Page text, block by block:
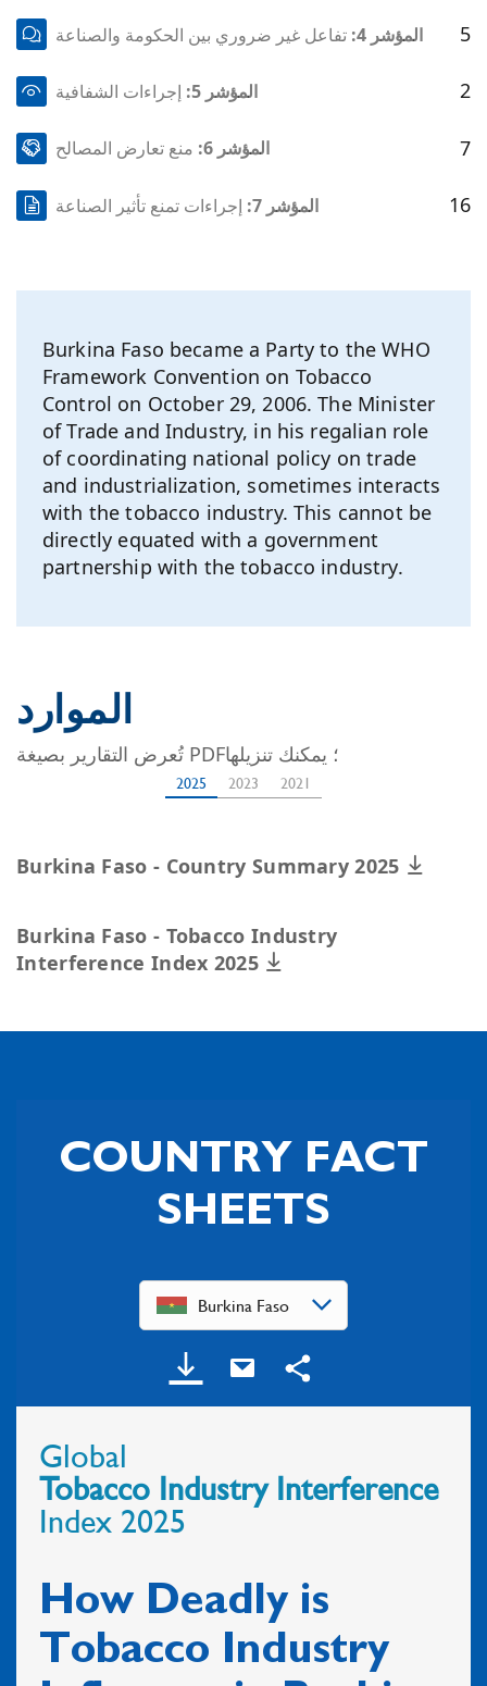
المؤشر 4: تفاعل غير ضروري بين الحكومة والصناعة 5
المؤشر 5: إجراءات الشفافية 2
المؤشر 6: منع تعارض المصالح 7
المؤشر 7: إجراءات تمنع تأثير الصناعة 16
Burkina Faso became a Party to the WHO
Framework Convention on Tobacco
Control on October 29, 2006. The Minister
of Trade and Industry, in his regalian role
of coordinating national policy on trade
and industrialization, sometimes interacts
with the tobacco industry. This cannot be
directly equated with a government
partnership with the tobacco industry.
الموارد
تُعرض التقارير بصيغة PDF؛ يمكنك تنزيلها
2025 2023 2021
Burkina Faso - Country Summary 2025
Burkina Faso - Tobacco Industry
Interference Index 2025